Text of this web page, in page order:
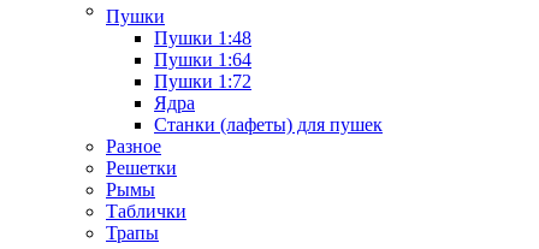
Пушки
Пушки 1:48
Пушки 1:64
Пушки 1:72
Ядра
Станки (лафеты) для пушек
Разное
Решетки
Рымы
Таблички
Трапы